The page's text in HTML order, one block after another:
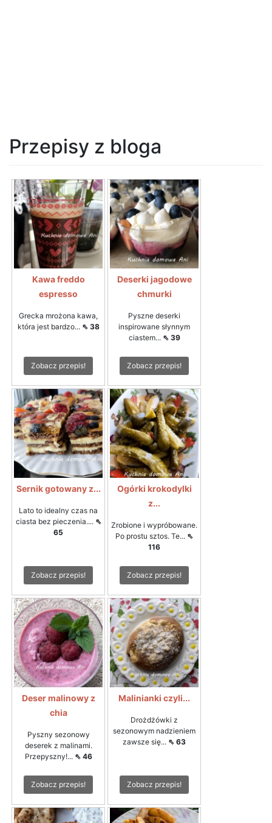
Przepisy z bloga
Kawa freddo
espresso
Grecka mrożona kawa,
która jest bardzo... ⇖ 38
Zobacz przepis!
Deserki jagodowe
chmurki
Pyszne deserki
inspirowane słynnym
ciastem... ⇖ 39
Zobacz przepis!
Sernik gotowany z...
Lato to idealny czas na
ciasta bez pieczenia.... ⇖
65
Zobacz przepis!
Ogórki krokodylki
z...
Zrobione i wypróbowane.
Po prostu sztos. Te... ⇖
116
Zobacz przepis!
Deser malinowy z
chia
Pyszny sezonowy
deserek z malinami.
Przepyszny!... ⇖ 46
Zobacz przepis!
Malinianki czyli...
Drożdżówki z
sezonowym nadzieniem
zawsze się... ⇖ 63
Zobacz przepis!